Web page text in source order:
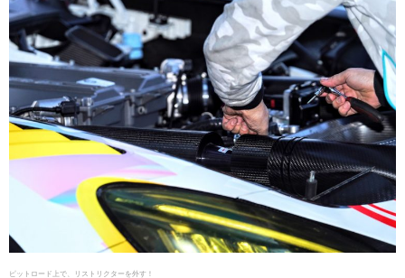
ピットロード上で、リストリクターを外す！